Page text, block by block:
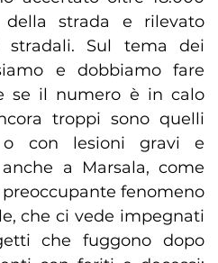
strada e rilevato
stradali. Sul tema dei
e dobbiamo fare
se il numero è in calo
troppi sono quelli
con lesioni gravi e
a Marsala, come
fenomeno
che ci vede impegnati
che fuggono dopo